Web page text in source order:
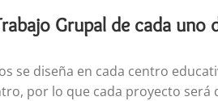
Grupal de cada uno
se diseña en cada centro
por lo que cada proyecto